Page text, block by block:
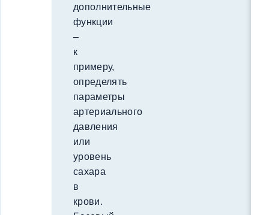
дополнительные
функции
–
к
примеру,
определять
параметры
артериального
давления
или
уровень
сахара
в
крови.